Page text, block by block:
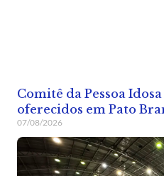
Comitê da Pessoa
oferecidos em Pato
07/08/2026